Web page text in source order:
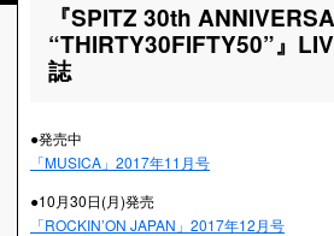
『SPITZ 30th
“THIRTY30FIFTY50”』
誌
●発売中
「MUSICA」2017年11月号
●10月30日(月)発売
「ROCKIN’ON JAPAN」2017年12月号